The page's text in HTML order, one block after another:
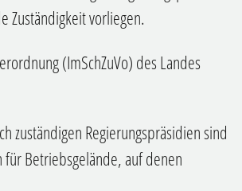
Zuständigkeit vorliegen.
(ImSchZuVo) des Landes
zuständigen Regierungspräsidien sind
Betriebsgelände, auf denen